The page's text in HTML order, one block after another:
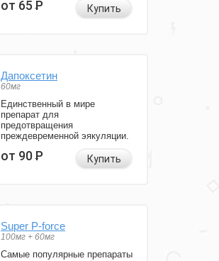
от 65Р Купить
Дапоксетин
60мг
Единственный в мире
препарат для
предотвращения
преждевременной эякуляции.
от 90Р Купить
Super P-force
100мг + 60мг
Самые популярные препараты